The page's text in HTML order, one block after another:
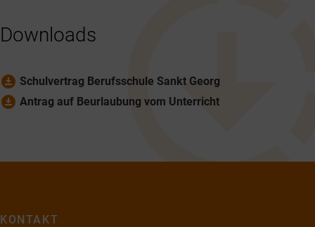
Downloads
download_for_offline Schulvertrag Berufsschule Sankt Georg
download_for_offline Antrag auf Beurlaubung vom Unterricht
KONTAKT